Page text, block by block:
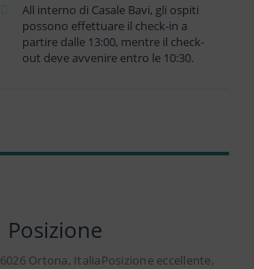
All interno di Casale Bavi, gli ospiti
possono effettuare il check-in a
partire dalle 13:00, mentre il check-
out deve avvenire entro le 10:30.
Posizione
Ortona, ItaliaPosizione eccellente,